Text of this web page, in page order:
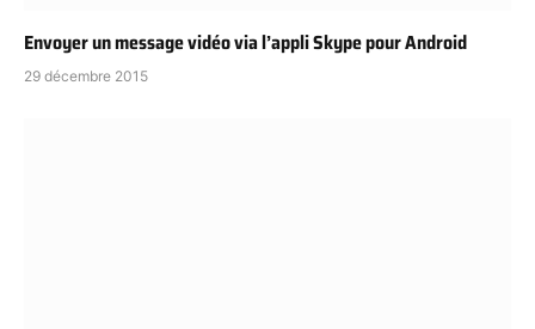
Envoyer un message vidéo via l’appli Skype pour Android
29 décembre 2015